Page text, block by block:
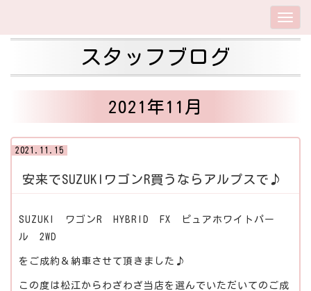
スタッフブログ
2021年11月
2021.11.15
安来でSUZUKIワゴンR買うならアルプスで♪
SUZUKI ワゴンR HYBRID FX ピュアホワイトパー
ル 2WD
をご成約＆納車させて頂きました♪
この度は松江からわざわざ当店を選んでいただいてのご成